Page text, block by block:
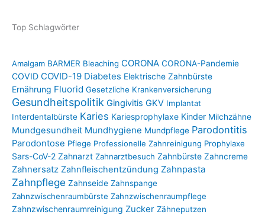
Top Schlagwörter
Amalgam BARMER Bleaching CORONA CORONA-Pandemie
COVID COVID-19 Diabetes Elektrische Zahnbürste
Ernährung Fluorid Gesetzliche Krankenversicherung
Gesundheitspolitik Gingivitis GKV Implantat
Interdentalbürste Karies Kariesprophylaxe Kinder Milchzähne
Mundgesundheit Mundhygiene Mundpflege Parodontitis
Parodontose Pflege Professionelle Zahnreinigung Prophylaxe
Sars-CoV-2 Zahnarzt Zahnarztbesuch Zahnbürste Zahncreme
Zahnersatz Zahnfleischentzündung Zahnpasta
Zahnpflege Zahnseide Zahnspange
Zahnzwischenraumbürste Zahnzwischenraumpflege
Zahnzwischenraumreinigung Zucker Zähneputzen